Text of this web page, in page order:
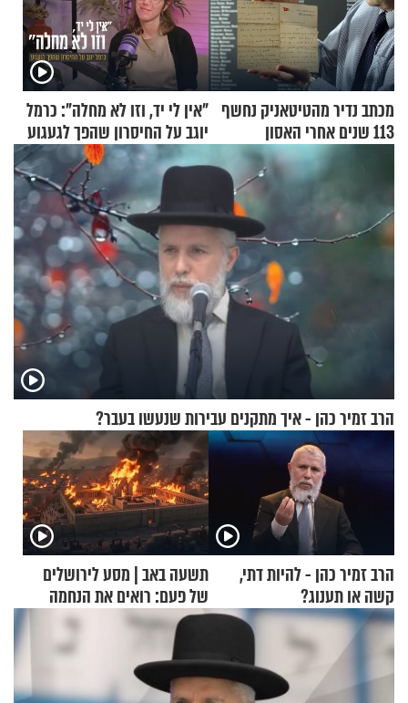
מכתב נדיר מהטיטאניק נחשף
113 שנים אחרי האסון
"אין לי יד, וזו לא מחלה": כרמל
יוגב על החיסרון שהפך לגעגוע
הרב זמיר כהן - איך מתקנים עבירות שנעשו בעבר?
הרב זמיר כהן - להיות דתי,
קשה או תענוג?
תשעה באב | מסע לירושלים
של פעם: רואים את הנחמה